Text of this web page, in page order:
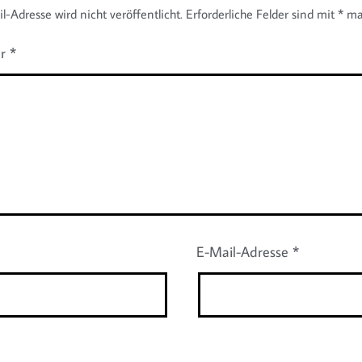
Adresse wird nicht veröffentlicht. Erforderliche Felder sind mit *
*
E-Mail-Adresse *